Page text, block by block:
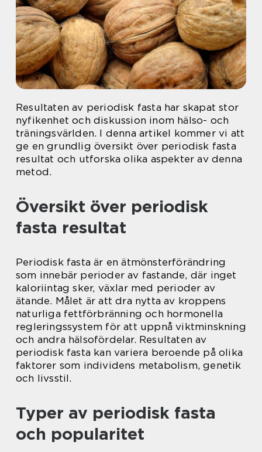
Resultaten av periodisk fasta har skapat stor
nyfikenhet och diskussion inom hälso- och
träningsvärlden. I denna artikel kommer vi att
ge en grundlig översikt över periodisk fasta
resultat och utforska olika aspekter av denna
metod.
Översikt över periodisk
fasta resultat
Periodisk fasta är en ätmönsterförändring
som innebär perioder av fastande, där inget
kaloriintag sker, växlar med perioder av
ätande. Målet är att dra nytta av kroppens
naturliga fettförbränning och hormonella
regleringssystem för att uppnå viktminskning
och andra hälsofördelar. Resultaten av
periodisk fasta kan variera beroende på olika
faktorer som individens metabolism, genetik
och livsstil.
Typer av periodisk fasta
och popularitet